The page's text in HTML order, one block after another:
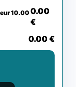
10.000.00
€
0.00 €